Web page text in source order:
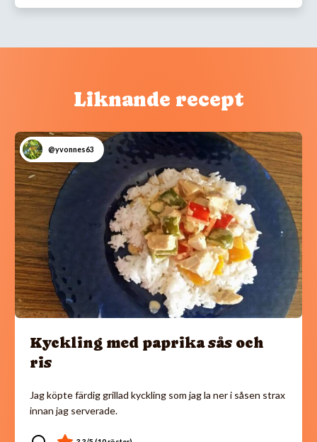
Liknande recept
@yvonnes63
Kyckling med paprika sås och
ris
Jag köpte färdig grillad kyckling som jag la ner i såsen strax
innan jag serverade.